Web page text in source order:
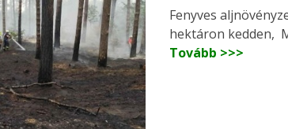
Fenyves
hektáron kedden,
Tovább >>>